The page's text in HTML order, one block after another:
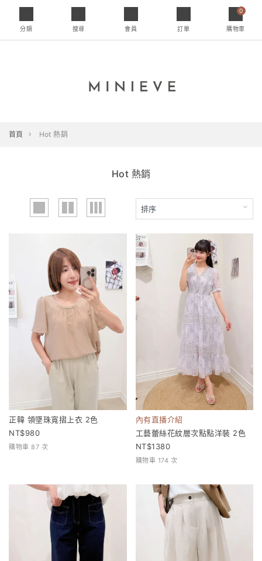
分類 搜尋 會員 訂單
0
購物車
首頁 Hot 熱銷
Hot 熱銷
正韓 領墜珠寬摺上衣 2色
980
購物車 87 次
內有直播介紹
工藝蕾絲花紋層次點點洋裝 2色
1380
購物車 174 次